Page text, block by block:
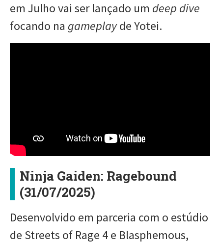
em Julho vai ser lançado um deep dive
focando na gameplayde Yotei.
Ninja Gaiden: Ragebound
(31/07/2025)
Desenvolvido em parceria com o estúdio
de Streets of Rage 4 e Blasphemous,